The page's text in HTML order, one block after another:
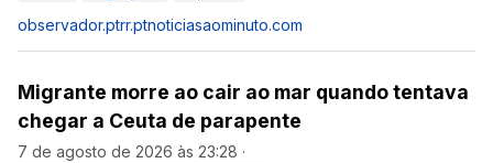
observador.ptrr.ptnoticiasaominuto.com
Migrante morre ao cair ao mar quando tentava
chegar a Ceuta de parapente
7 de agosto de 2026 às 23:28 ·